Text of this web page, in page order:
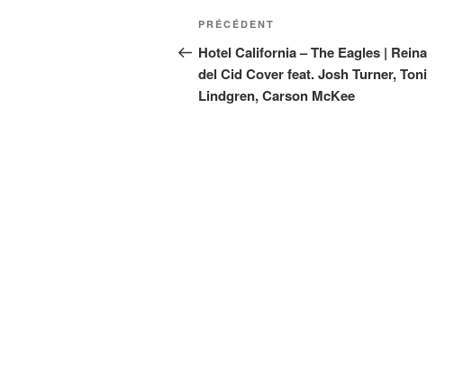
Navigation
de
l’article
Article
précédent
PRÉCÉDENT
Hotel California – The Eagles | Reina
del Cid Cover feat. Josh Turner, Toni
Lindgren, Carson McKee